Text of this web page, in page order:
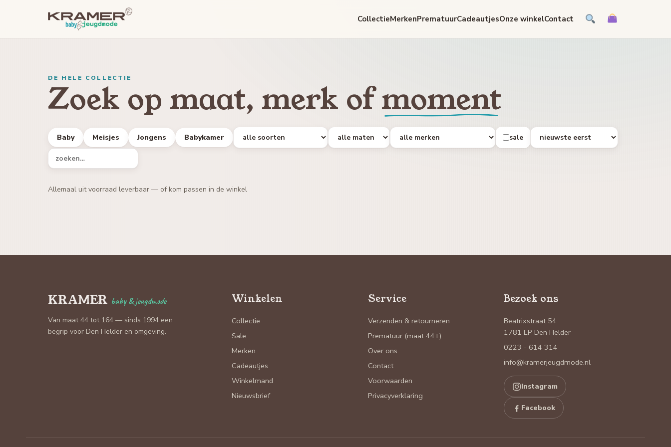
CollectieMerkenPrematuurCadeautjesOnze winkelContact
DE HELE COLLECTIE
Zoek op maat, merk ofmoment
Baby Meisjes Jongens Babykamer sale
Allemaal uit voorraad leverbaar — of kom passen in de winkel
KRAMER baby & jeugdmode
Van maat 44 tot 164 — sinds 1994 een
begrip voor Den Helder en omgeving.
Winkelen
Collectie
Sale
Merken
Cadeautjes
Winkelmand
Nieuwsbrief
Service
Verzenden & retourneren
Prematuur (maat 44+)
Over ons
Contact
Voorwaarden
Privacyverklaring
Bezoek ons
Beatrixstraat 54
1781 EP Den Helder
0223 - 614 314
info@kramerjeugdmode.nl
Instagram
Facebook